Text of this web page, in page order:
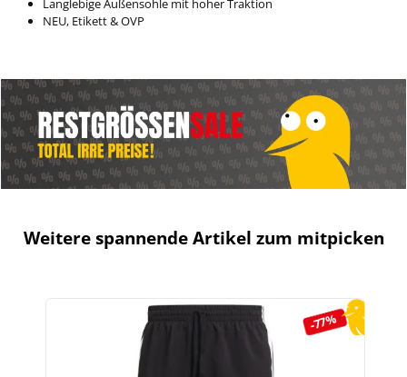
Langlebige Außensohle mit hoher Traktion
NEU, Etikett & OVP
Weitere spannende Artikel zum mitpicken
Produktgalerie überspringen
-77%